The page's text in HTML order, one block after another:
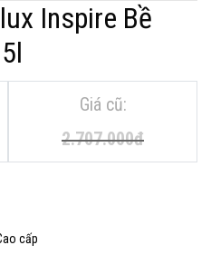
Inspire Bề
2.707.000đ
cấp